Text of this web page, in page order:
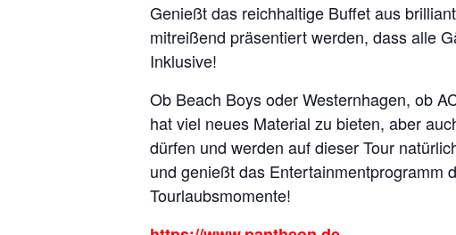
Genießt das reichhaltige Buffet aus
mitreißend präsentiert werden, dass alle
Inklusive!
Ob Beach Boys oder Westernhagen, ob
hat viel neues Material zu bieten, aber
dürfen und werden auf dieser Tour
und genießt das Entertainmentprogramm
Tourlaubsmomente!